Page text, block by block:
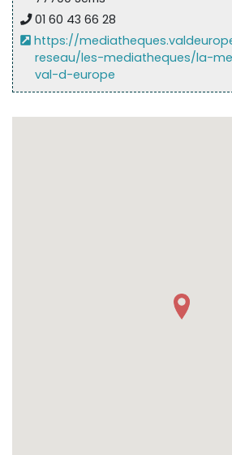
Sur le terrain
(Portraits, actions, collaborations)
Sur l’étagère
(Documents, études, publications)
01 60 43 66 28
https://
reseau/les-mediatheques/la-
val-d-europe